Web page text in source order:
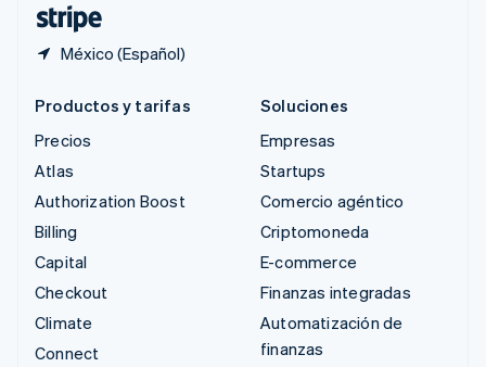
México (Español)
Productos y tarifas
Precios
Atlas
Authorization Boost
Billing
Capital
Checkout
Climate
Connect
Soluciones
Empresas
Startups
Comercio agéntico
Criptomoneda
E-commerce
Finanzas integradas
Automatización de
finanzas